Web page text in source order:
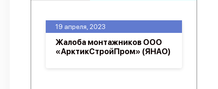
Политика конфиденциальности
19 апреля, 2023
Жалоба монтажников ООО
«АрктикСтройПром» (ЯНАО)